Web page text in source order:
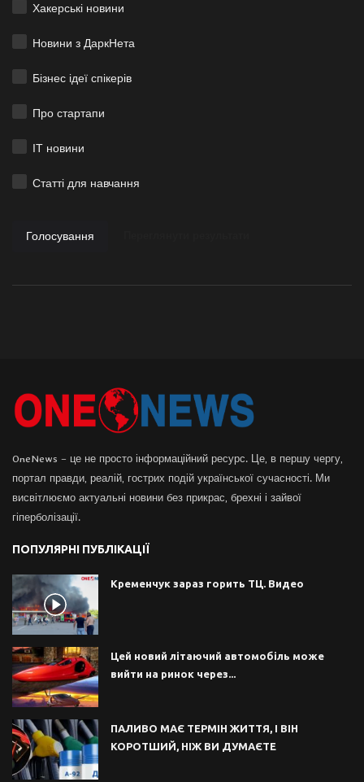
Хакерські новини
Новини з ДаркНета
Бізнес ідеї спікерів
Про стартапи
ІТ новини
Статті для навчання
Голосування
OneNews – це не просто інформаційний ресурс. Це, в першу чергу,
портал правди, реалій, гострих подій української сучасності. Ми
висвітлюємо актуальні новини без прикрас, брехні і зайвої
гіперболізації.
ПОПУЛЯРНІ ПУБЛІКАЦІЇ
Кременчук зараз горить ТЦ. Видео
Цей новий літаючий автомобіль може
вийти на ринок через...
ПАЛИВО МАЄ ТЕРМІН ЖИТТЯ, І ВІН
КОРОТШИЙ, НІЖ ВИ ДУМАЄТЕ